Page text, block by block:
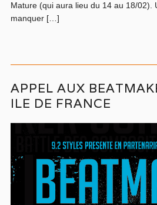
Mature (qui aura lieu du 14 au 18/02).
manquer […]
APPEL AUX
ILE DE FRANCE